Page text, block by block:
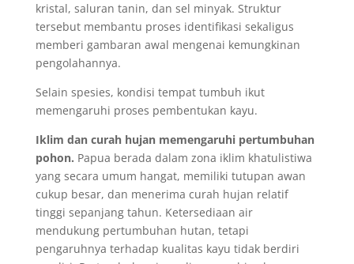
kristal, saluran tanin, dan sel minyak. Struktur
tersebut membantu proses identifikasi sekaligus
memberi gambaran awal mengenai kemungkinan
pengolahannya.
Selain spesies, kondisi tempat tumbuh ikut
memengaruhi proses pembentukan kayu.
Iklim dan curah hujan memengaruhi pertumbuhan
pohon. Papua berada dalam zona iklim khatulistiwa
yang secara umum hangat, memiliki tutupan awan
cukup besar, dan menerima curah hujan relatif
tinggi sepanjang tahun. Ketersediaan air
mendukung pertumbuhan hutan, tetapi
pengaruhnya terhadap kualitas kayu tidak berdiri